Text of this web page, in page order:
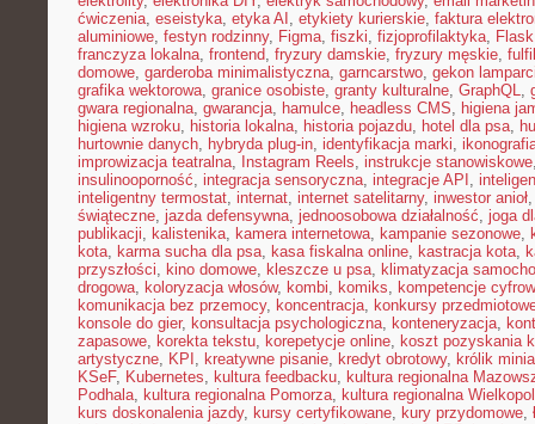
ćwiczenia, eseistyka, etyka AI , etykiety kurierskie, faktura
aluminiowe, festyn rodzinny, Figma, fiszki, fizjoprofilaktyka, Flask
franczyza lokalna, frontend, fryzury damskie, fryzury męskie,
domowe, garderoba minimalistyczna, garncarstwo, gekon
grafika wektorowa, granice osobiste, granty kulturalne, GraphQL,
gwara regionalna, gwarancja, hamulce, headless CMS, higiena
higiena wzroku, historia lokalna, historia pojazdu, hotel dla psa,
hurtownie danych, hybryda plug-in, identyfikacja marki,
improwizacja teatralna, Instagram Reels, instrukcje stanowiskowe
insulinooporność, integracja sensoryczna, integracje API ,
inteligentny termostat, internat, internet satelitarny, inwestor anioł
świąteczne, jazda defensywna, jednoosobowa działalność, joga
publikacji, kalistenika, kamera internetowa, kampanie sezonowe,
kota, karma sucha dla psa, kasa fiskalna online, kastracja kota,
przyszłości, kino domowe, kleszcze u psa, klimatyzacja
drogowa, koloryzacja włosów, kombi, komiks, kompetencje
komunikacja bez przemocy, koncentracja, konkursy
konsole do gier, konsultacja psychologiczna, konteneryzacja,
zapasowe, korekta tekstu, korepetycje online, koszt pozyskania
artystyczne, KPI , kreatywne pisanie, kredyt obrotowy, królik
KSeF, Kubernetes, kultura feedbacku, kultura regionalna
Podhala, kultura regionalna Pomorza, kultura regionalna
kurs doskonalenia jazdy, kursy certyfikowane, kury przydomowe,